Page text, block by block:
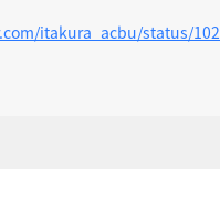
itakura_acbu/status/